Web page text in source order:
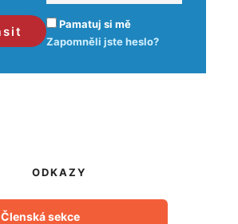
Pamatuj si mě
Zapomněli jste heslo?
ODKAZY
Členská sekce